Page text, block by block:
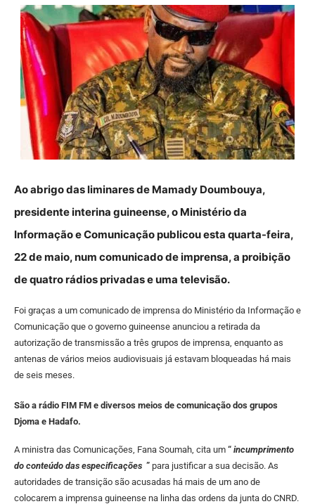
Ao abrigo das liminares de Mamady Doumbouya,
presidente interina guineense, o Ministério da
Informação e Comunicação publicou esta quarta-feira,
22 de maio, num comunicado de imprensa, a proibição
de quatro rádios privadas e uma televisão.
Foi graças a um comunicado de imprensa do Ministério da Informação e
Comunicação que o governo guineense anunciou a retirada da
autorização de transmissão a três grupos de imprensa, enquanto as
antenas de vários meios audiovisuais já estavam bloqueadas há mais
de seis meses.
São a rádio FIM FM e diversos meios de comunicação dos grupos
Djoma e Hadafo.
A ministra das Comunicações, Fana Soumah, cita um “ incumprimento
do conteúdo das especificações ” para justificar a sua decisão. As
autoridades de transição são acusadas há mais de um ano de
colocarem a imprensa guineense na linha das ordens da junta do CNRD.